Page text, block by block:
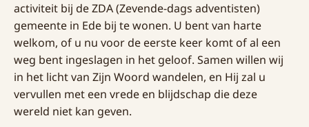
activiteit bij de ZDA (Zevende-dags adventisten)
gemeente in Ede bij te wonen. U bent van harte
welkom, of u nu voor de eerste keer komt of al een
weg bent ingeslagen in het geloof. Samen willen wij
in het licht van Zijn Woord wandelen, en Hij zal u
vervullen met een vrede en blijdschap die deze
wereld niet kan geven.